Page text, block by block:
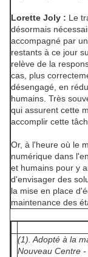
Lorette Joly : Le
désormais
accompagné par
restants à ce jour
relève de la
cas, plus
désengagé, en
humains. Très
qui assurent cette
accomplir cette
Or, à l'heure où le
numérique dans
et humains pour y
d'envisager des
la mise en place
maintenance des
(1). Adopté à la
Nouveau Centre